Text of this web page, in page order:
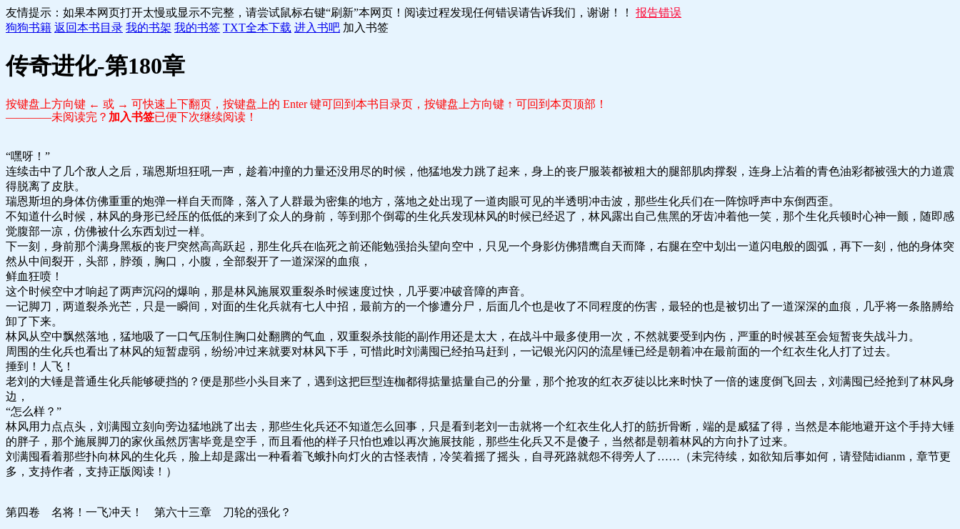
友情提示：如果本网页打开太慢或显示不完整，请尝试鼠标右键“刷新”本网页！阅读过程发现任何错误请告诉我们，谢谢！！ 报告错误
狗狗书籍 返回本书目录 我的书架 我的书签 TXT全本下载 进入书吧 加入书签
传奇进化-第180章
按键盘上方向键 ← 或 → 可快速上下翻页，按键盘上的 Enter 键可回到本书目录页，按键盘上方向键 ↑ 可回到本页顶部！
————未阅读完？ 加入书签已便下次继续阅读！
“嘿呀！”
连续击中了几个敌人之后，瑞恩斯坦狂吼一声，趁着冲撞的力量还没用尽的时候，他猛地发力跳了起来，身上的丧尸服装都被粗大的腿部肌肉撑裂，连身上沾着的青色油彩都被强大的力道震
得脱离了皮肤。
瑞恩斯坦的身体仿佛重重的炮弹一样自天而降，落入了人群最为密集的地方，落地之处出现了一道肉眼可见的半透明冲击波，那些生化兵们在一阵惊呼声中东倒西歪。
不知道什么时候，林风的身形已经压的低低的来到了众人的身前，等到那个倒霉的生化兵发现林风的时候已经迟了，林风露出自己焦黑的牙齿冲着他一笑，那个生化兵顿时心神一颤，随即感
觉腹部一凉，仿佛被什么东西划过一样。
下一刻，身前那个满身黑板的丧尸突然高高跃起，那生化兵在临死之前还能勉强抬头望向空中，只见一个身影仿佛猎鹰自天而降，右腿在空中划出一道闪电般的圆弧，再下一刻，他的身体突
然从中间裂开，头部，脖颈，胸口，小腹，全部裂开了一道深深的血痕，
鲜血狂喷！
这个时候空中才响起了两声沉闷的爆响，那是林风施展双重裂杀时候速度过快，几乎要冲破音障的声音。
一记脚刀，两道裂杀光芒，只是一瞬间，对面的生化兵就有七人中招，最前方的一个惨遭分尸，后面几个也是收了不同程度的伤害，最轻的也是被切出了一道深深的血痕，几乎将一条胳膊给
卸了下来。
林风从空中飘然落地，猛地吸了一口气压制住胸口处翻腾的气血，双重裂杀技能的副作用还是太大，在战斗中最多使用一次，不然就要受到内伤，严重的时候甚至会短暂丧失战斗力。
周围的生化兵也看出了林风的短暂虚弱，纷纷冲过来就要对林风下手，可惜此时刘满囤已经拍马赶到，一记银光闪闪的流星锤已经是朝着冲在最前面的一个红衣生化人打了过去。
捶到！人飞！
老刘的大锤是普通生化兵能够硬挡的？便是那些小头目来了，遇到这把巨型连枷都得掂量掂量自己的分量，那个抢攻的红衣歹徒以比来时快了一倍的速度倒飞回去，刘满囤已经抢到了林风身
边，
“怎么样？”
林风用力点点头，刘满囤立刻向旁边猛地跳了出去，那些生化兵还不知道怎么回事，只是看到老刘一击就将一个红衣生化人打的筋折骨断，端的是威猛了得，当然是本能地避开这个手持大锤
的胖子，那个施展脚刀的家伙虽然厉害毕竟是空手，而且看他的样子只怕也难以再次施展技能，那些生化兵又不是傻子，当然都是朝着林风的方向扑了过来。
刘满囤看着那些扑向林风的生化兵，脸上却是露出一种看着飞蛾扑向灯火的古怪表情，冷笑着摇了摇头，自寻死路就怨不得旁人了……（未完待续，如欲知后事如何，请登陆idianm，章节更
多，支持作者，支持正版阅读！）
第四卷 名将！一飞冲天！ 第六十三章 刀轮的强化？